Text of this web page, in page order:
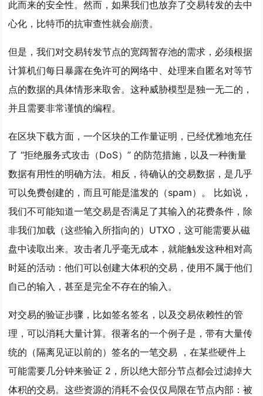
此而来的安全性。然而，如果我们也放弃了交易转发的去中
心化，比特币的抗审查性就会崩溃。
但是，我们对交易转发节点的宽阔暂存池的需求，必须根据
计算机们每日暴露在免许可的网络中、处理来自匿名对等节
点的数据的具体情形来取舍。这种威胁模型是独一无二的，
并且需要非常谨慎的编程。
在区块下载方面，一个区块的工作量证明，已经优雅地充任
了 “拒绝服务式攻击（DoS）” 的防范措施，以及一种衡量
数据有用性的明确方法。相反，待确认的交易数据，是几乎
可以免费创建的，而且可能是滥发的（spam）。 比如说，
我们不可能知道一笔交易是否满足了其输入的花费条件，除
非我们加载（这些输入所指向的）UTXO，这可能需要从磁
盘中读取出来。攻击者几乎毫无成本，就能触发这种相对高
时延的活动：他们可以创建大体积的交易，使用不属于他们
自己的输入，甚至是完全不存在的输入。
对交易的验证步骤，比如签名签名，以及交易依赖性的管
理，可以消耗大量计算。很著名的一个例子是，带有大量传
统的（隔离见证以前的）签名的一笔交易 ，在某些硬件上
可能需要几分钟来验证 2，所以绝大部分节点都会过滤掉大
体积的交易。这些资源的消耗不会仅仅局限在节点内部：被